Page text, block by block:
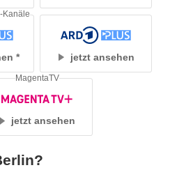
Kanäle
jetzt ansehen
jetzt ansehen
MagentaTV